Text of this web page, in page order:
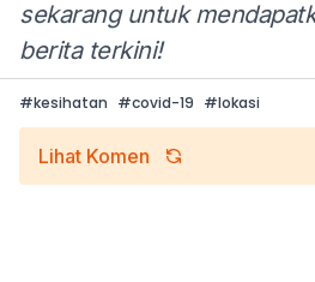
sekarang untuk
berita terkini!
#kesihatan #covid-19 #lokasi
Lihat Komen